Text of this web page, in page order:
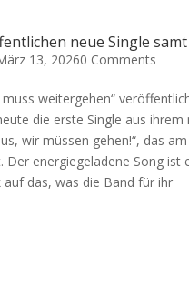
neue Single samt
13, 20260 Comments
weitergehen“
die erste Single aus ihrem
wir müssen gehen!“, das
Der energiegeladene Song ist
auf das, was die Band für ihr